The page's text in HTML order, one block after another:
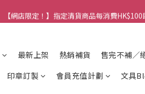
訂單金額滿HK$150包平郵｜滿HK$299包易
【網店限定！】指定清貨商品每消費HK$100
最新上架 熱銷補貨 售完不補／
印章訂製
會員充值計劃 文具